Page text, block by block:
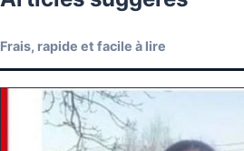
Frais, rapide et facile à lire